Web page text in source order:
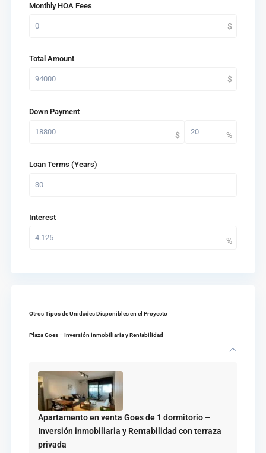
Monthly HOA Fees
Total Amount
Down Payment
Loan Terms (Years)
Interest
Otros Tipos de Unidades Disponibles en el Proyecto
Plaza Goes – Inversión inmobiliaria y Rentabilidad
Apartamento en venta Goes de 1 dormitorio –
Inversión inmobiliaria y Rentabilidad con terraza
privada